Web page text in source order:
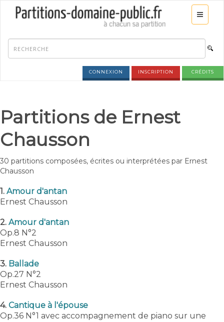
CONNEXION INSCRIPTION CRÉDITS
Partitions de Ernest
Chausson
30 partitions composées, écrites ou interprétées par Ernest
Chausson
1. Amour d'antan
Ernest Chausson
2. Amour d'antan
Op.8 N°2
Ernest Chausson
3. Ballade
Op.27 N°2
Ernest Chausson
4. Cantique à l'épouse
Op.36 N°1 avec accompagnement de piano sur une